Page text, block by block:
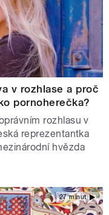
v rozhlase a proč
pornoherečka?
rozhlasu v
reprezentantka
hvězda
27 minut